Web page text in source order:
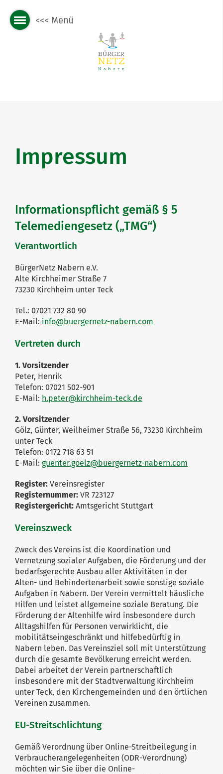
Impressum
Informationspflicht gemäß § 5
Telemediengesetz („TMG“)
Verantwortlich
BürgerNetz Nabern e.V.
Alte Kirchheimer Straße 7
73230 Kirchheim unter Teck
Tel.: 07021 732 80 90
E-Mail: info@buergernetz-nabern.com
Vertreten durch
1. Vorsitzender
Peter, Henrik
Telefon: 07021 502-901
E-Mail: h.peter@kirchheim-teck.de
2. Vorsitzender
Gölz, Günter, Weilheimer Straße 56, 73230 Kirchheim
unter Teck
Telefon: 0172 718 63 51
E-Mail: guenter.goelz@buergernetz-nabern.com
Register: Vereinsregister
Registernummer: VR 723127
Registergericht: Amtsgericht Stuttgart
Vereinszweck
Zweck des Vereins ist die Koordination und
Vernetzung sozialer Aufgaben, die Förderung und der
bedarfsgerechte Ausbau aller Aktivitäten in der
Alten- und Behindertenarbeit sowie sonstige soziale
Aufgaben in Nabern. Der Verein vermittelt häusliche
Hilfen und leistet allgemeine soziale Beratung. Die
Förderung der Altenhilfe wird insbesondere durch
Alltagshilfen für Personen verwirklicht, die
mobilitätseingeschränkt und hilfebedürftig in
Nabern leben. Das Vereinsziel soll mit Unterstützung
durch die gesamte Bevölkerung erreicht werden.
Dabei arbeitet der Verein partnerschaftlich
insbesondere mit der Stadtverwaltung Kirchheim
unter Teck, den Kirchengemeinden und den örtlichen
Vereinen zusammen.
EU-Streitschlichtung
Gemäß Verordnung über Online-Streitbeilegung in
Verbraucherangelegenheiten (ODR-Verordnung)
möchten wir Sie über die Online-